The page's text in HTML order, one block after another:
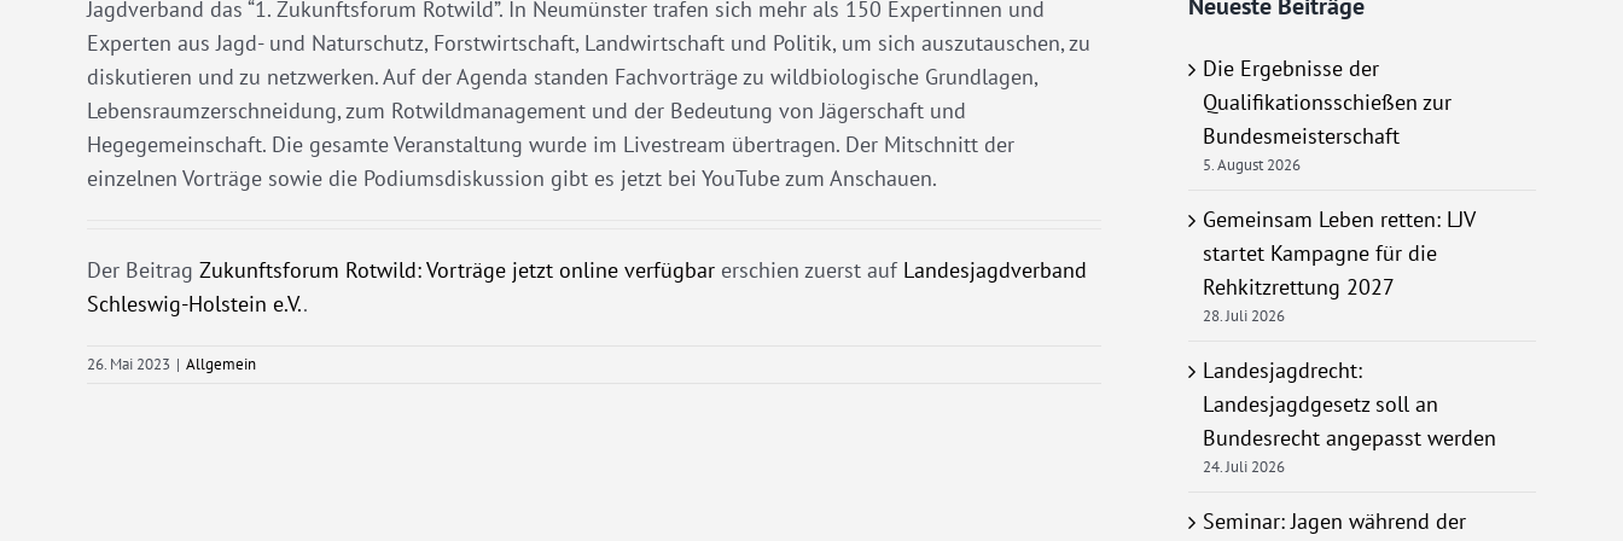
Jagdverband das “1. Zukunftsforum Rotwild”. In Neumünster trafen sich mehr als 150 Expertinnen und
Experten aus Jagd- und Naturschutz, Forstwirtschaft, Landwirtschaft und Politik, um sich auszutauschen, zu
diskutieren und zu netzwerken. Auf der Agenda standen Fachvorträge zu wildbiologische Grundlagen,
Lebensraumzerschneidung, zum Rotwildmanagement und der Bedeutung von Jägerschaft und
Hegegemeinschaft. Die gesamte Veranstaltung wurde im Livestream übertragen. Der Mitschnitt der
einzelnen Vorträge sowie die Podiumsdiskussion gibt es jetzt bei YouTube zum Anschauen.
Der Beitrag Zukunftsforum Rotwild: Vorträge jetzt online verfügbar erschien zuerst auf Landesjagdverband
Schleswig-Holstein e.V..
26. Mai 2023 | Allgemein
Die Ergebnisse der
Qualifikationsschießen zur
Bundesmeisterschaft
5. August 2026
Gemeinsam Leben retten: LJV
startet Kampagne für die
Rehkitzrettung 2027
28. Juli 2026
Landesjagdrecht:
Landesjagdgesetz soll an
Bundesrecht angepasst werden
24. Juli 2026
Seminar: Jagen während der